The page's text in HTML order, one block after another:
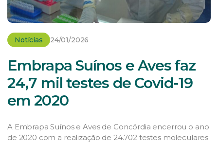
Notícias 24/01/2026
Embrapa Suínos e Aves faz
24,7 mil testes de Covid-19
em 2020
A Embrapa Suínos e Aves de Concórdia encerrou o ano
de 2020 com a realização de 24.702 testes moleculares